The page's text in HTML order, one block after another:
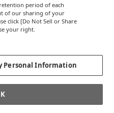
イマドキ個人の解剖図鑑
んぶ」でキャリアを描く
period of each
of our sharing of your
click [Do Not Sell or Share
your right.
Personal Information